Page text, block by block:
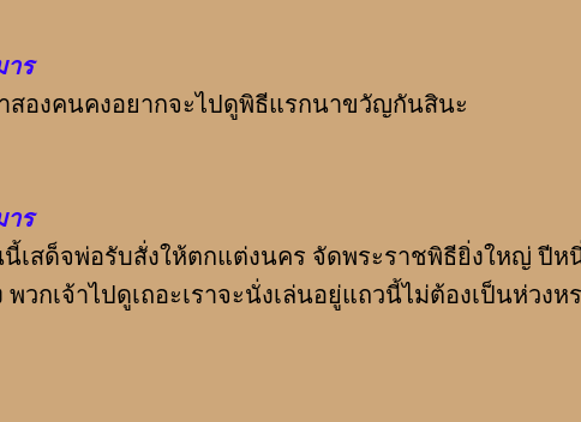
าร
คนคงอยากจะไปดูพิธีแรกนาขวัญกันสินะ
าร
จพ่อรับสั่งให้ตกแต่งนคร จัดพระราชพิธียิ่งใหญ่ ปีหนึ่
พวกเจ้าไปดูเถอะเราจะนั่งเล่นอยู่แถวนี้ไม่ต้องเป็นห่วงห